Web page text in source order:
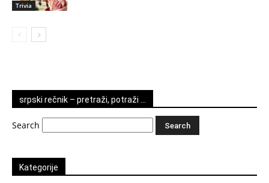
Trivia
srpski rečnik – pretraži, potraži …
Search
Kategorije